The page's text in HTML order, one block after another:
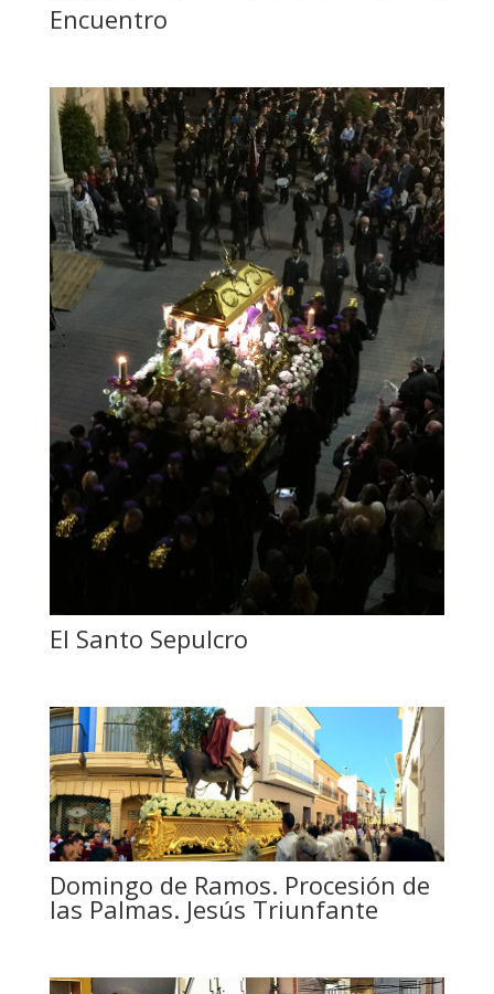
Encuentro
El Santo Sepulcro
Domingo de Ramos. Procesión de
las Palmas. Jesús Triunfante